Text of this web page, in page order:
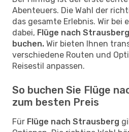
Abenteuers. Die Wahl der
das gesamte Erlebnis. Wir bei
dabei, Flüge nach
buchen. Wir bieten Ihnen
verschiedene Routen und
Reisestil anpassen.
So buchen Sie Flüge
zum besten Preis
Für Flüge nach Strausberg